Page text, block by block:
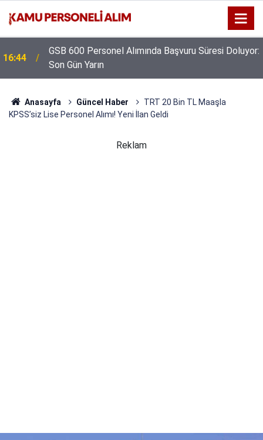
16:44
GSB 600 Personel Alımında Başvuru Süresi Doluyor:
Son Gün Yarın
Anasayfa Güncel Haber
TRT 20 Bin TL Maaşla
KPSS’siz Lise Personel Alımı! Yeni İlan Geldi
Reklam